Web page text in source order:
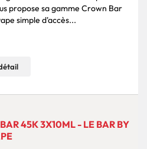
propose sa gamme Crown Bar
simple d'accès...
45K 3X10ML - LE BAR BY